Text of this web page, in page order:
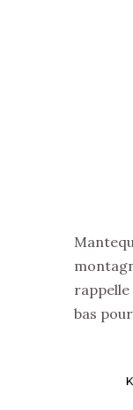
bas